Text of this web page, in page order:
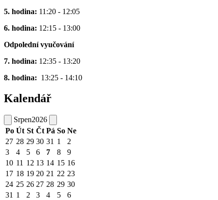
5. hodina: 11:20 - 12:05
6. hodina: 12:15 - 13:00
Odpolední vyučování
7. hodina: 12:35 - 13:20
8. hodina: 13:25 - 14:10
Kalendář
Srpen2026
Po Út St Čt Pá So Ne
27 28 29 30 31 1
2
3
4 5 6 7 8
9
10 11 12 13 14 15 16
17 18 19 20 21 22 23
24 25 26 27 28 29 30
31 1 2 3 4 5 6